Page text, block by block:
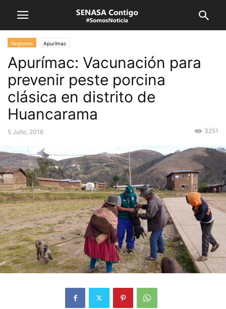
Regiones Apurímac
Apurímac: Vacunación para
prevenir peste porcina
clásica en distrito de
Huancarama
5 Julio, 2016 3251